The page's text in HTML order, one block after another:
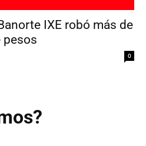
IXE robó más de
pesos
0